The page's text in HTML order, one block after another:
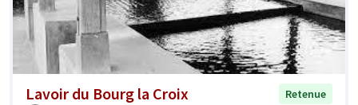
Lavoir du Bourg la Croix
Retenue